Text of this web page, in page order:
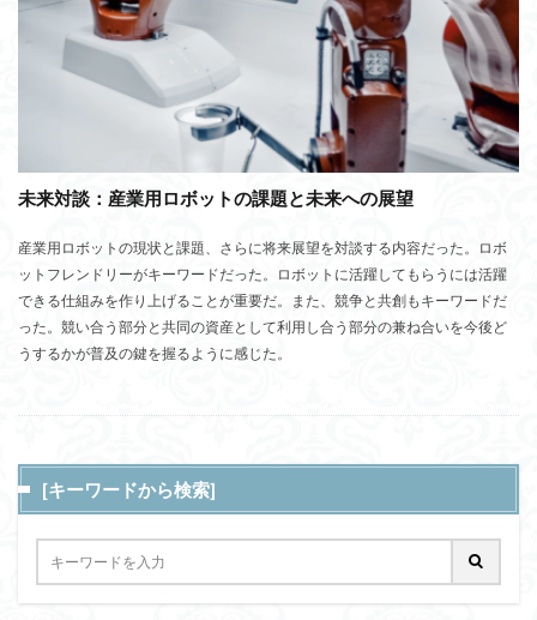
未来対談：産業用ロボットの課題と未来への展望
産業用ロボットの現状と課題、さらに将来展望を対談する内容だった。ロボ
ットフレンドリーがキーワードだった。ロボットに活躍してもらうには活躍
できる仕組みを作り上げることが重要だ。また、競争と共創もキーワードだ
った。競い合う部分と共同の資産として利用し合う部分の兼ね合いを今後ど
うするかが普及の鍵を握るように感じた。
[キーワードから検索]